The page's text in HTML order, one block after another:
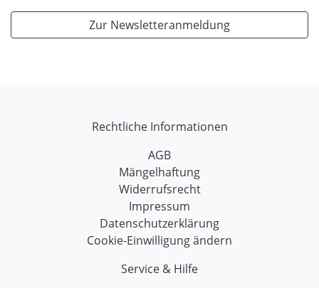
Zur Newsletteranmeldung
Rechtliche Informationen
AGB
Mängelhaftung
Widerrufsrecht
Impressum
Datenschutzerklärung
Cookie-Einwilligung ändern
Service & Hilfe